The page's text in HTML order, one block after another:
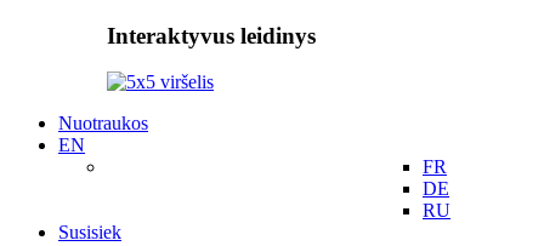
Interaktyvus leidinys
Nuotraukos
EN
FR
DE
RU
Susisiek